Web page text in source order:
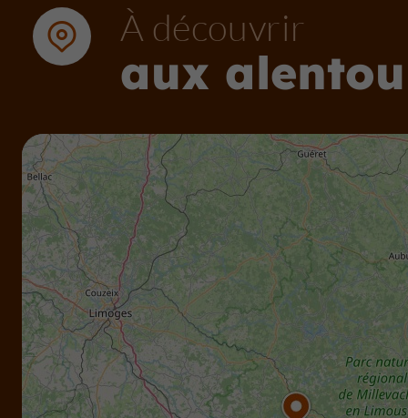
À découvrir
aux